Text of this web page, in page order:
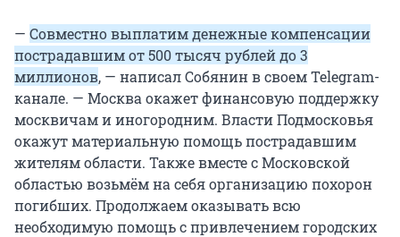
— Совместно выплатим денежные компенсации
пострадавшим от 500 тысяч рублей до 3
миллионов, — написал Собянин в своем Telegram-
канале. — Москва окажет финансовую поддержку
москвичам и иногородним. Власти Подмосковья
окажут материальную помощь пострадавшим
жителям области. Также вместе с Московской
областью возьмëм на себя организацию похорон
погибших. Продолжаем оказывать всю
необходимую помощь с привлечением городских